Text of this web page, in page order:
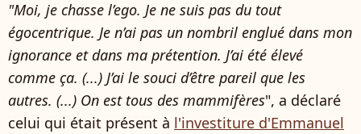
"Moi, je chasse l’ego. Je ne suis pas du tout
égocentrique. Je n’ai pas un nombril englué dans mon
ignorance et dans ma prétention. J’ai été élevé
comme ça. (...) J’ai le souci d’être pareil que les
autres. (...) On est tous des mammifères", a déclaré
celui qui était présent à l'investiture d'Emmanuel